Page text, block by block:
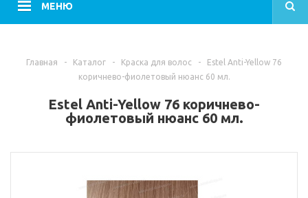
МЕНЮ
Главная - Каталог - Краска для волос -
Estel Anti-Yellow 76
коричнево-фиолетовый нюанс 60 мл.
Estel Anti-Yellow 76 коричнево-
фиолетовый нюанс 60 мл.